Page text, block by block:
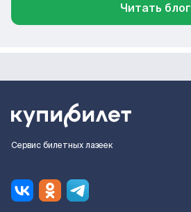
Читать блог
Сервис билетных лазеек